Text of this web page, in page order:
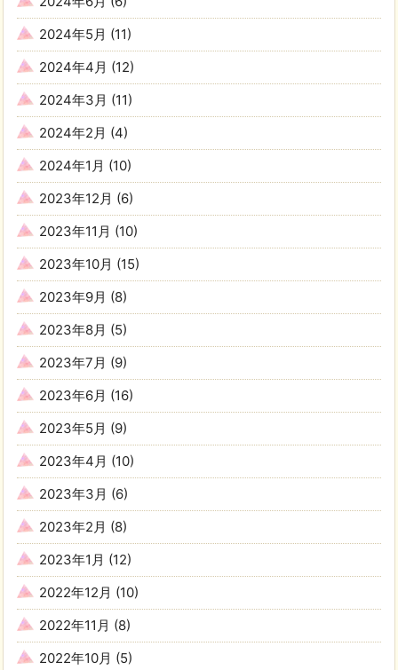
2024年5月 (11)
2024年4月 (12)
2024年3月 (11)
2024年2月 (4)
2024年1月 (10)
2023年12月 (6)
2023年11月 (10)
2023年10月 (15)
2023年9月 (8)
2023年8月 (5)
2023年7月 (9)
2023年6月 (16)
2023年5月 (9)
2023年4月 (10)
2023年3月 (6)
2023年2月 (8)
2023年1月 (12)
2022年12月 (10)
2022年11月 (8)
2022年10月 (5)